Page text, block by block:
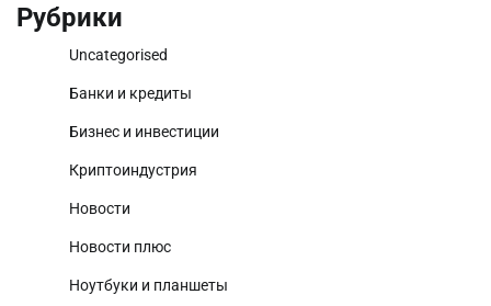
Рубрики
Uncategorised
Банки и кредиты
Бизнес и инвестиции
Криптоиндустрия
Новости
Новости плюс
Ноутбуки и планшеты